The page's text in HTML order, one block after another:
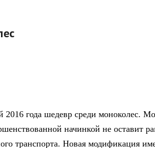
2016 года шедевр среди моноколес.
начинкой не оставит
транспорта. Новая модификация